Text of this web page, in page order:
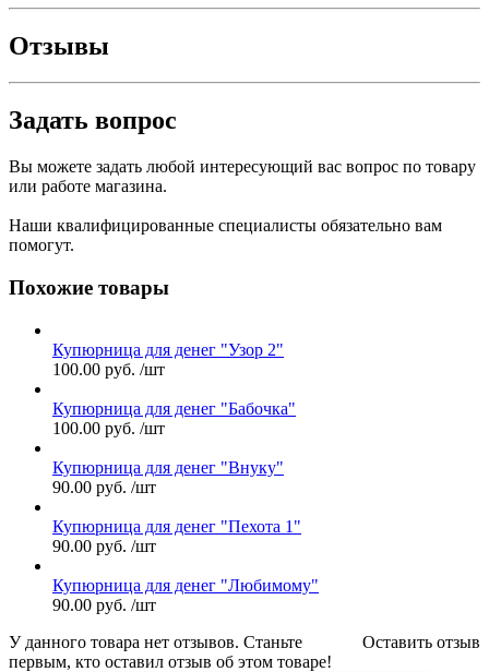
Отзывы
Задать вопрос
Вы можете задать любой интересующий вас вопрос по товару
или работе магазина.
Наши квалифицированные специалисты обязательно вам
помогут.
Похожие товары
Купюрница для денег "Узор 2"
100.00 руб. /шт
Купюрница для денег "Бабочка"
100.00 руб. /шт
Купюрница для денег "Внуку"
90.00 руб. /шт
Купюрница для денег "Пехота 1"
90.00 руб. /шт
Купюрница для денег "Любимому"
90.00 руб. /шт
Оставить отзыв
У данного товара нет отзывов. Станьте
первым, кто оставил отзыв об этом товаре!